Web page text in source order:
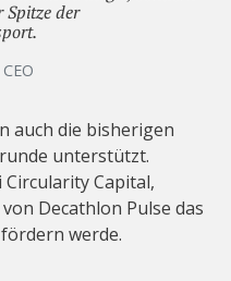
der
auch die bisherigen
unterstützt.
Capital,
Decathlon Pulse das
werde.